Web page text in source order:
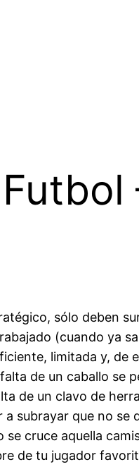
sólo deben
(cuando ya
limitada y, de
de un caballo se
de un clavo de
subrayar que no
cruce aquella
de tu jugador